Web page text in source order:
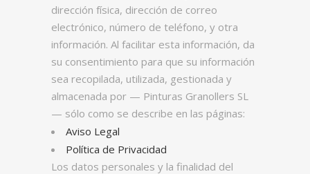
dirección física, dirección de correo
electrónico, número de teléfono, y otra
información. Al facilitar esta información, da
su consentimiento para que su información
sea recopilada, utilizada, gestionada y
almacenada por — Pinturas Granollers SL
— sólo como se describe en las páginas:
Aviso Legal
Política de Privacidad
Los datos personales y la finalidad del